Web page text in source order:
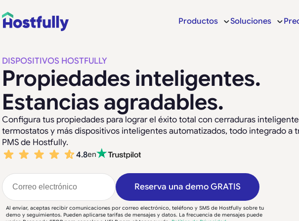
Productos Soluciones
DISPOSITIVOS HOSTFULLY
Propiedades inteligentes.
Estancias agradables.
Configura tus propiedades para lograr el éxito total con cerraduras
termostatos y más dispositivos inteligentes automatizados, todo integrado a
PMS de Hostfully.
4.8en
Reserva una demo GRATIS
Al enviar, aceptas recibir comunicaciones por correo electrónico, teléfono y SMS de Hostfully sobre tu
demo y seguimientos. Pueden aplicarse tarifas de mensajes y datos. La frecuencia de mensajes puede